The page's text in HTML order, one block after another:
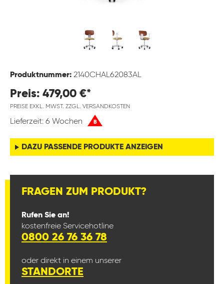
Produktnummer: 2140CHAL62083AL
Preis: 479,00 €*
PREISE EXKL. MWST. ZZGL. VERSANDKOSTEN
Lieferzeit: 6 Wochen B
DAZU PASSENDE PRODUKTE ANZEIGEN
FRAGEN ZUM PRODUKT?
Rufen Sie an!
kostenfreie Servicehotline
0800 26 76 36 78
oder direkt in einem unserer
STANDORTE